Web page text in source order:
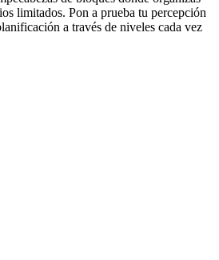
limitados. Pon a prueba tu percepción
a través de niveles cada vez